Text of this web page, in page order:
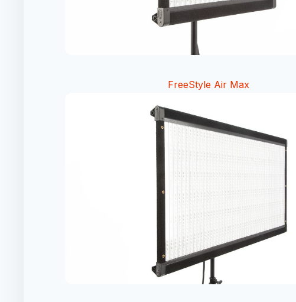
FreeStyle Air Max